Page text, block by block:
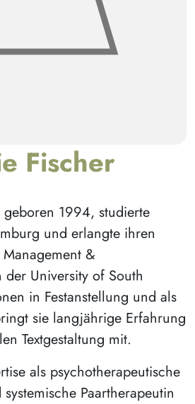
Fischer
geboren 1994, studierte
und erlangte ihren
&
University of South
in Festanstellung und als
sie langjährige Erfahrung
Textgestaltung mit.
als psychotherapeutische
Paartherapeutin